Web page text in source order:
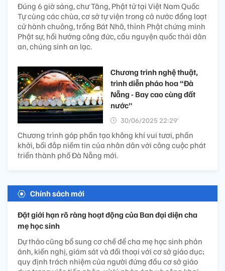
Đúng 6 giờ sáng, chư Tăng, Phật tử tại Việt Nam Quốc
Tự cùng các chùa, cơ sở tự viện trong cả nước đồng loạt
cử hành chuông, trống Bát Nhã, thỉnh Phật chứng minh
Phật sự, hồi hướng công đức, cầu nguyện quốc thái dân
an, chúng sinh an lạc.
Chương trình nghệ thuật,
trình diễn pháo hoa “Đà
Nẵng - Bay cao cùng đất
nước"
30/06/2025 22:29’
Chương trình góp phần tạo không khí vui tươi, phấn
khởi, bồi đắp niềm tin của nhân dân với công cuộc phát
triển thành phố Đà Nẵng mới.
Chính sách mới
Đặt giới hạn rõ ràng hoạt động của Ban đại diện cha
mẹ học sinh
Dự thảo cũng bổ sung cơ chế để cha mẹ học sinh phản
ánh, kiến nghị, giám sát và đối thoại với cơ sở giáo dục;
quy định trách nhiệm của người đứng đầu cơ sở giáo